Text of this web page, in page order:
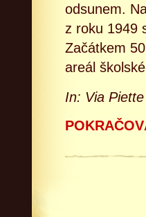
odsunem.
z roku 1949
Začátkem
areál
In: Via